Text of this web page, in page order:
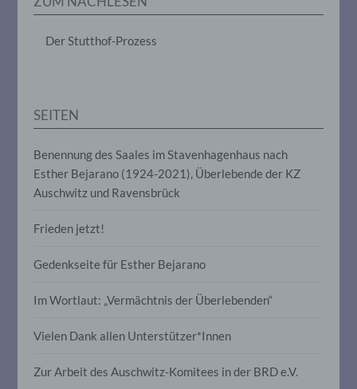
Der Stutthof-Prozess
SEITEN
Benennung des Saales im Stavenhagenhaus nach
Esther Bejarano (1924-2021), Überlebende der KZ
Auschwitz und Ravensbrück
Frieden jetzt!
Gedenkseite für Esther Bejarano
Im Wortlaut: „Vermächtnis der Überlebenden“
Vielen Dank allen Unterstützer*Innen
Zur Arbeit des Auschwitz-Komitees in der BRD e.V.
das Ordnen, die Speicherung, die
Auslesen, das Abfragen, die Verwendung,
d) Einschränkung der Verarbeitung
Einschränkung der Verarbeitung ist die
personenbezogener Daten mit dem Ziel,
e) Profiling
Profiling ist jede Art der automatisierten
Verarbeitung personenbezogener Daten,
personenbezogenen Daten verwendet